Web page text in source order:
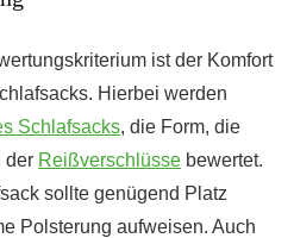
ist der Komfort
Hierbei werden
Schlafsacks, die Form, die
der Reißverschlüsse bewertet.
sollte genügend Platz
Polsterung aufweisen. Auch